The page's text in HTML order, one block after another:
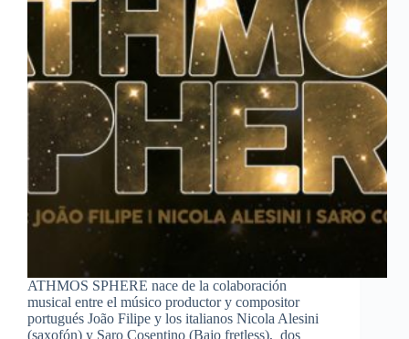
ATHMOS SPHERE nace de la colaboración
musical entre el músico productor y compositor
portugués João Filipe y los italianos Nicola Alesini
(saxofón) y Saro Cosentino (Bajo fretless), dos